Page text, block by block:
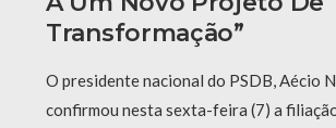
Transformação”
O presidente nacional do PSDB, Aécio
confirmou nesta sexta-feira (7) a